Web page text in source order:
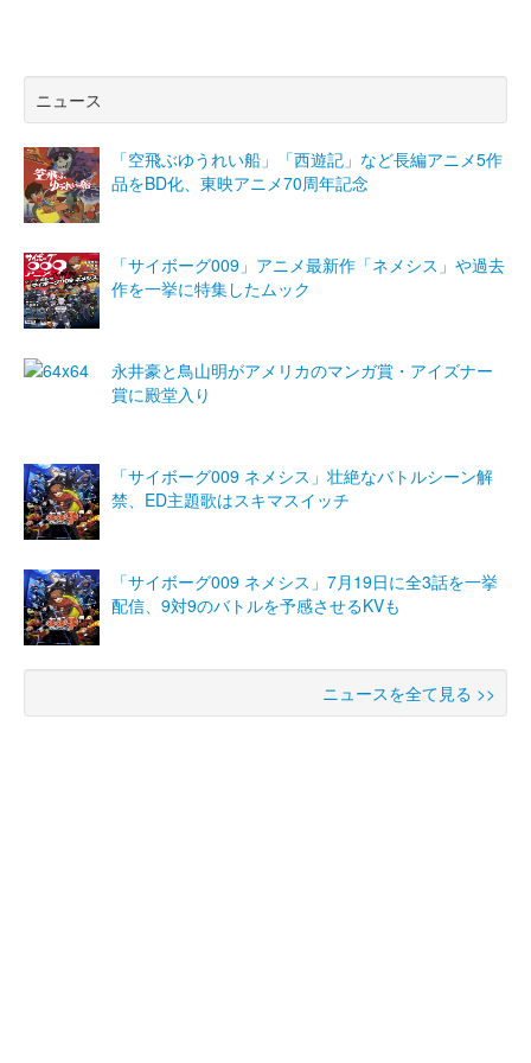
ニュース
「空飛ぶゆうれい船」「西遊記」など長編アニメ5作
品をBD化、東映アニメ70周年記念
「サイボーグ009」アニメ最新作「ネメシス」や過去
作を一挙に特集したムック
永井豪と鳥山明がアメリカのマンガ賞・アイズナー
賞に殿堂入り
「サイボーグ009 ネメシス」壮絶なバトルシーン解
禁、ED主題歌はスキマスイッチ
「サイボーグ009 ネメシス」7月19日に全3話を一挙
配信、9対9のバトルを予感させるKVも
ニュースを全て見る >>